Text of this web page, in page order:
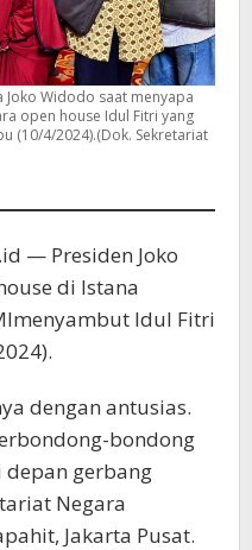
Joko Widodo saat menyapa
open house Idul Fitri yang
(10/4/2024).(Dok. Sekretariat
— Presiden Joko
di Istana
Idul Fitri
dengan antusias.
bondong
depan gerbang
Negara
Jakarta Pusat.